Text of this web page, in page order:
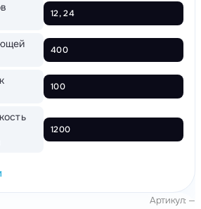
12, 24
400
100
1200
Артикул: —